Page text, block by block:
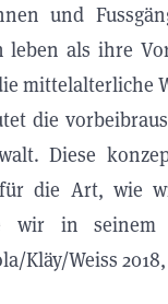
und
leben als ihre
mittelalterliche
die
Diese
die Art, wie
in seinem
Kläy/Weiss 2018,